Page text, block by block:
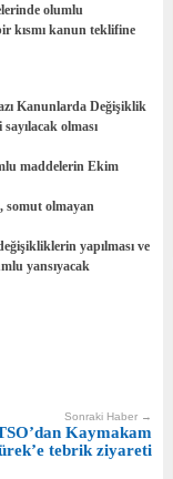
olumlu
kısmı kanun teklifine
Kanunlarda Değişiklik
olması
maddelerin Ekim
somut olmayan
yapılması ve
yansıyacak
Sonraki Haber →
Kaymakam
tebrik ziyareti